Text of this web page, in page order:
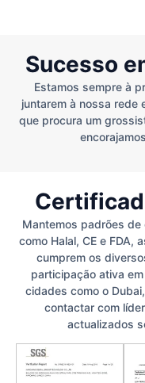
Sucesso
Estamos sempre à
juntarem à nossa rede
que procura um
Mantemos padrões
como Halal, CE e FDA,
cumprem os
participação ativa
cidades como o
contactar com
actualizados